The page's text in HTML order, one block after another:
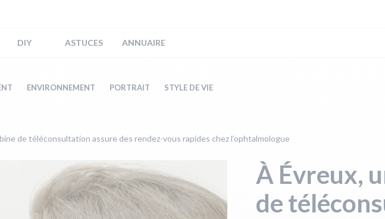
DIY ASTUCES ANNUAIRE
ENVIRONNEMENT PORTRAIT STYLE DE VIE
de téléconsultation assure des rendez-vous rapides chez l’ophtalmologue
À Évreux,
de